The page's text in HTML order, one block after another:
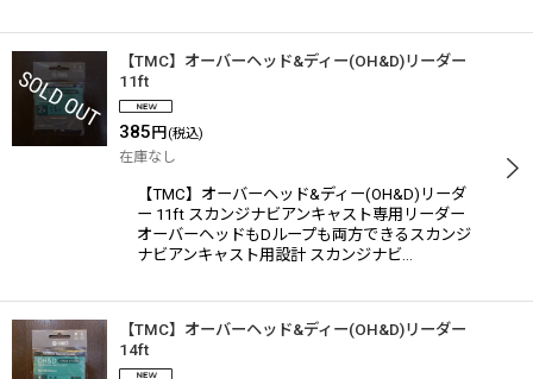
【TMC】オーバーヘッド&ディー(OH&D)リーダー
11ft
385 円 (税込)
在庫なし
【TMC】オーバーヘッド&ディー(OH&D)リーダ
ー 11ft スカンジナビアンキャスト専用リーダー
オーバーヘッドもDループも両方できるスカンジ
ナビアンキャスト用設計 スカンジナビ…
【TMC】オーバーヘッド&ディー(OH&D)リーダー
14ft